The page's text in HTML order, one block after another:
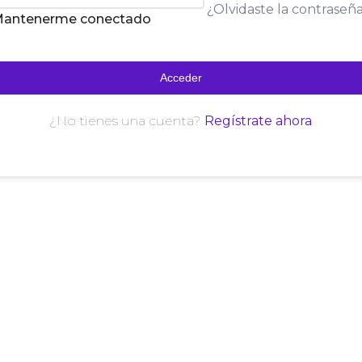
conectado
¿Olvidaste la
Acceder
¿No tienes una cuenta? Regístrate ahora